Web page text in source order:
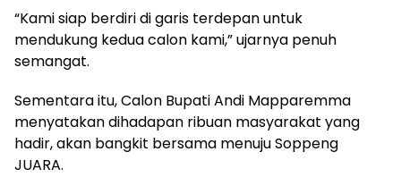
“Kami siap berdiri di garis terdepan untuk
mendukung kedua calon kami,” ujarnya penuh
semangat.
Sementara itu, Calon Bupati Andi Mapparemma
menyatakan dihadapan ribuan masyarakat yang
hadir, akan bangkit bersama menuju Soppeng
JUARA.